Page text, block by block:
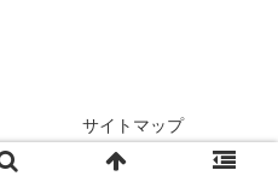
サイトマップ
を３分間・・・。.